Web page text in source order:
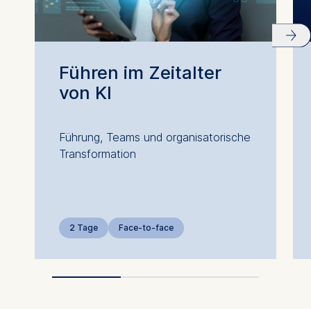
Führen im Zeitalter
von KI
Führung, Teams und organisatorische
Transformation
2 Tage Face-to-face